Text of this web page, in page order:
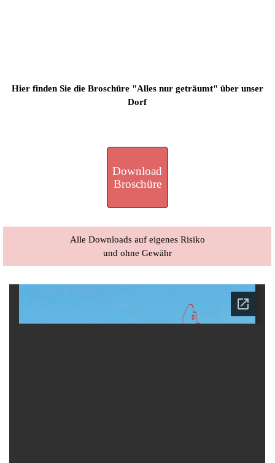
Hier finden Sie die Broschüre "Alles nur geträumt" über unser
Dorf
Download
Broschüre
Alle Downloads auf eigenes Risiko
und ohne Gewähr